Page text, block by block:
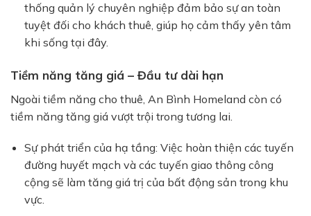
thống quản lý chuyên nghiệp đảm bảo sự an toàn
tuyệt đối cho khách thuê, giúp họ cảm thấy yên tâm
khi sống tại đây.
Tiềm năng tăng giá – Đầu tư dài hạn
Ngoài tiềm năng cho thuê, An Bình Homeland còn có
tiềm năng tăng giá vượt trội trong tương lai.
Sự phát triển của hạ tầng: Việc hoàn thiện các tuyến
đường huyết mạch và các tuyến giao thông công
cộng sẽ làm tăng giá trị của bất động sản trong khu
vực.